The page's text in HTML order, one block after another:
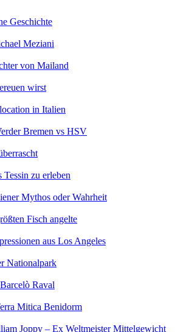
Geschichte
Meziani
von Mailand
wirst
in Italien
Bremen vs HSV
zu erleben
Mythos oder Wahrheit
Fisch angelte
aus Los Angeles
Nationalpark
Raval
Mitica Benidorm
Joppy – Ex Weltmeister Mittelgewicht